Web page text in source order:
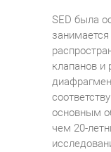
SED была
клапанов и
основным
чем 20-